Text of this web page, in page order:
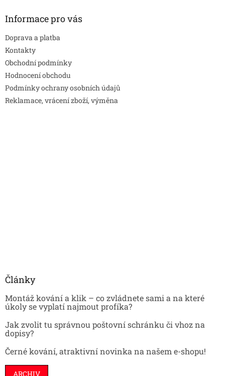
Informace pro vás
Doprava a platba
Kontakty
Obchodní podmínky
Hodnocení obchodu
Podmínky ochrany osobních údajů
Reklamace, vrácení zboží, výměna
Články
Montáž kování a klik – co zvládnete sami a na které
úkoly se vyplatí najmout profíka?
Jak zvolit tu správnou poštovní schránku či vhoz na
dopisy?
Černé kování, atraktivní novinka na našem e-shopu!
ARCHIV